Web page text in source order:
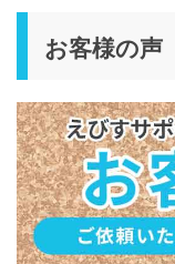
お客様の声